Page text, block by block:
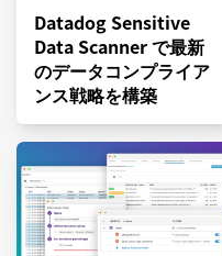
Datadog Sensitive
Data Scanner で最新
のデータコンプライア
ンス戦略を構築